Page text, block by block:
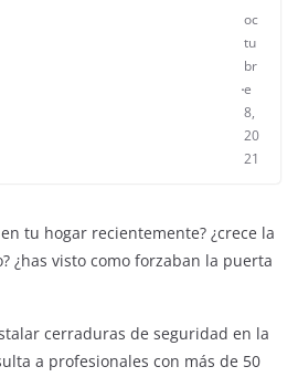
oc
tu
br
e
8,
20
21
tu hogar recientemente? ¿crece la
¿has visto como forzaban la puerta
cerraduras de seguridad en la
a profesionales con más de 50